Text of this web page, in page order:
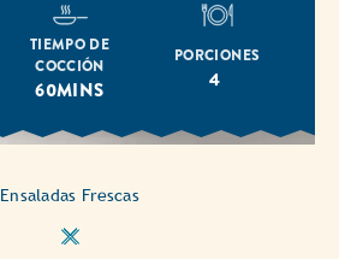
TIEMPO DE
COCCIÓN
60MINS
PORCIONES
4
Ensaladas Frescas